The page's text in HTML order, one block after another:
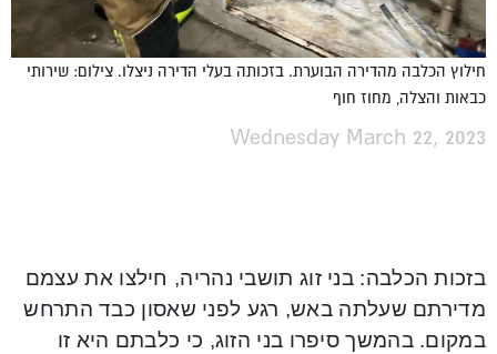
חילוץ הכלבה מהדירה הבוערת. בזכותה בעלי הדירה ניצלו. צילום: שירותי
כבאות והצלה, מחוז חוף
Wednesday March 22, 2023
בזכות הכלבה: בני זוג תושבי נהריה, חילצו את עצמם
מדירתם שעלתה באש, רגע לפני שאסון כבד התרחש
במקום. בהמשך סיפרו בני הזוג, כי כלבתם היא זו